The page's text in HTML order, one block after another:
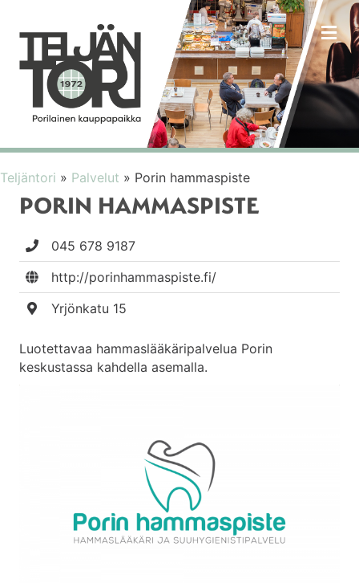
Teljäntori » Palvelut » Porin hammaspiste
PORIN HAMMASPISTE
045 678 9187
http://porinhammaspiste.fi/
Yrjönkatu 15
Luotettavaa hammaslääkäripalvelua Porin
keskustassa kahdella asemalla.